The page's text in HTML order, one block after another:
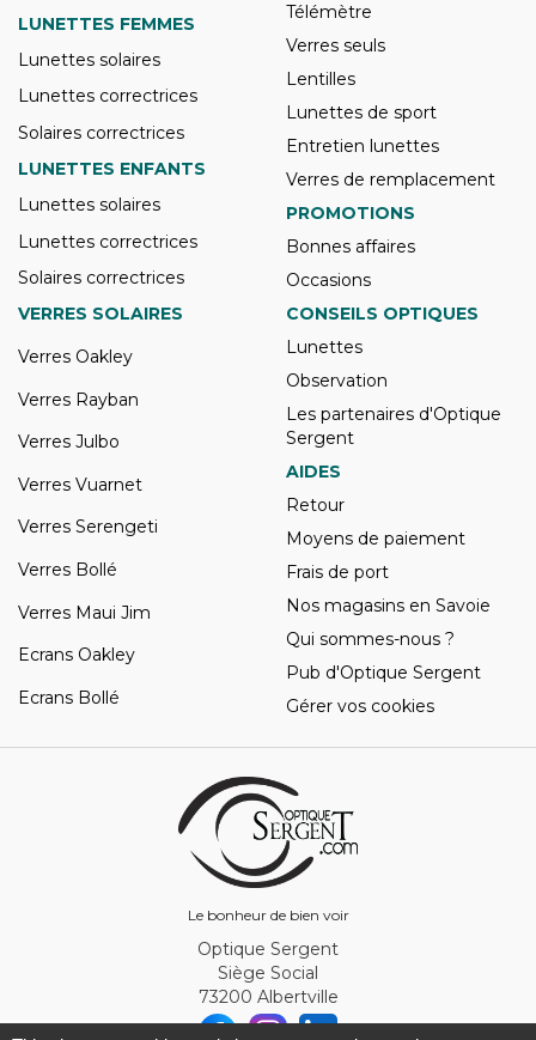
Le bonheur de bien voir
LUNETTES FEMMES
Lunettes solaires
Lunettes correctrices
Solaires correctrices
LUNETTES ENFANTS
Lunettes solaires
Lunettes correctrices
Solaires correctrices
Télémètre
Verres seuls
Lentilles
Lunettes de sport
Entretien lunettes
Verres de remplacement
PROMOTIONS
Bonnes affaires
Occasions
VERRES SOLAIRES
Verres Oakley
Verres Rayban
Verres Julbo
Verres Vuarnet
Verres Serengeti
Verres Bollé
Verres Maui Jim
Ecrans Oakley
Ecrans Bollé
CONSEILS OPTIQUES
Lunettes
Observation
Les partenaires d'Optique
Sergent
AIDES
Retour
Moyens de paiement
Frais de port
Nos magasins en Savoie
Qui sommes-nous ?
Pub d'Optique Sergent
Gérer vos cookies
Optique Sergent
Siège Social
73200 Albertville